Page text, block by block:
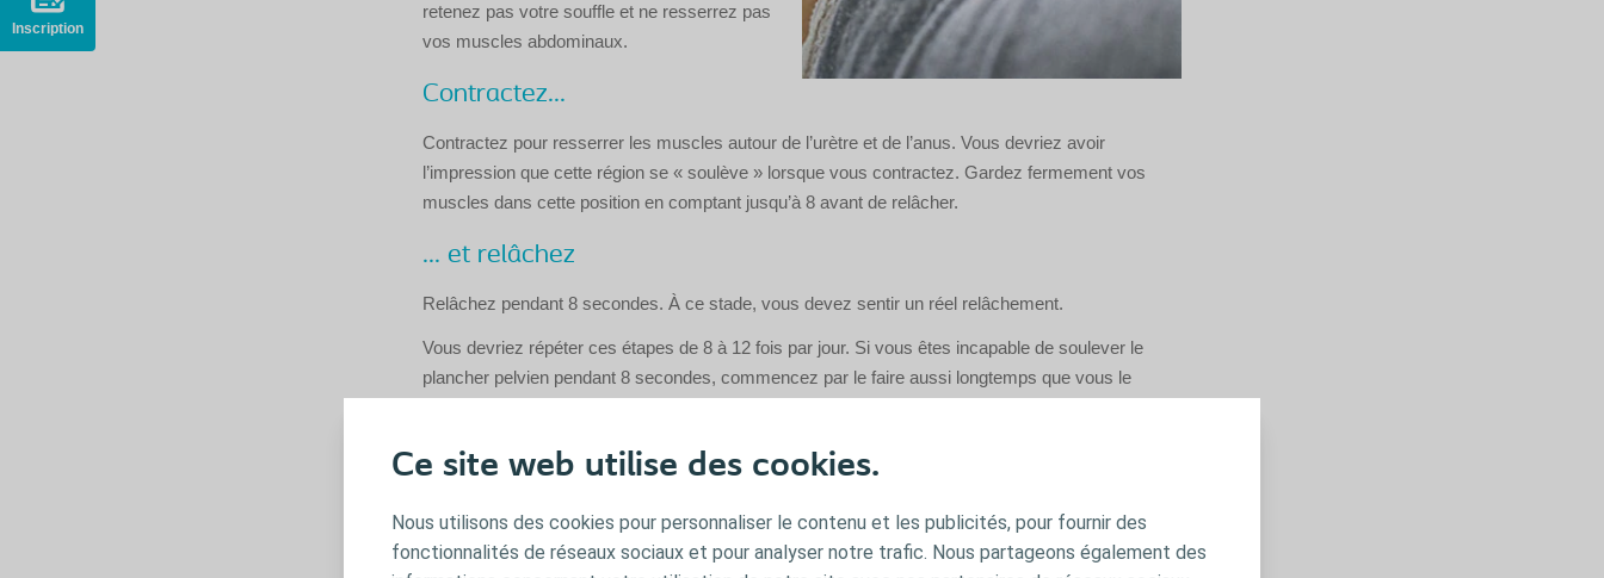
Ce site web utilise des cookies.
Nous utilisons des cookies pour personnaliser le contenu et les publicités, pour fournir des
fonctionnalités de réseaux sociaux et pour analyser notre trafic. Nous partageons également des
retenez pas votre souffle et ne resserrez pas
vos muscles abdominaux.
Contractez...
Contractez pour resserrer les muscles autour de l’urètre et de l’anus. Vous devriez avoir
l’impression que cette région se « soulève » lorsque vous contractez. Gardez fermement vos
muscles dans cette position en comptant jusqu’à 8 avant de relâcher.
... et relâchez
Relâchez pendant 8 secondes. À ce stade, vous devez sentir un réel relâchement.
Vous devriez répéter ces étapes de 8 à 12 fois par jour. Si vous êtes incapable de soulever le
plancher pelvien pendant 8 secondes, commencez par le faire aussi longtemps que vous le
Inscription